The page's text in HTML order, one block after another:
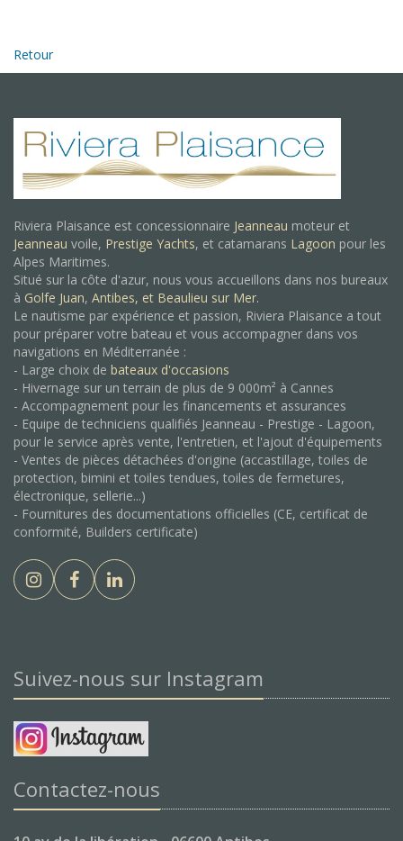
Retour
Riviera Plaisance est concessionnaire Jeanneau moteur et
Jeanneau voile, Prestige Yachts, et catamarans Lagoon pour les
Alpes Maritimes.
Situé sur la côte d'azur, nous vous accueillons dans nos bureaux
à Golfe Juan, Antibes, et Beaulieu sur Mer.
Le nautisme par expérience et passion, Riviera Plaisance a tout
pour préparer votre bateau et vous accompagner dans vos
navigations en Méditerranée :
- Large choix de bateaux d'occasions
- Hivernage sur un terrain de plus de 9 000m² à Cannes
- Accompagnement pour les financements et assurances
- Equipe de techniciens qualifiés Jeanneau - Prestige - Lagoon,
pour le service après vente, l'entretien, et l'ajout d'équipements
- Ventes de pièces détachées d'origine (accastillage, toiles de
protection, bimini et toiles tendues, toiles de fermetures,
électronique, sellerie...)
- Fournitures des documentations officielles (CE, certificat de
conformité, Builders certificate)
Suivez-nous sur Instagram
Contactez-nous